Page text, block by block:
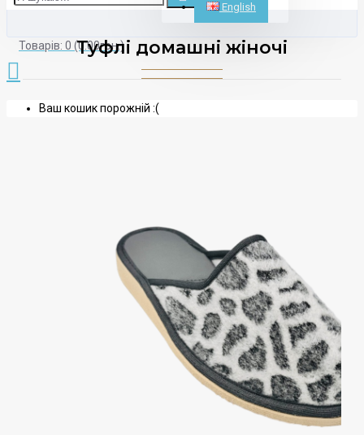
English
Товарів: 0 (0.00грн.)
Ваш кошик порожній :(
Туфлі домашні жіночі